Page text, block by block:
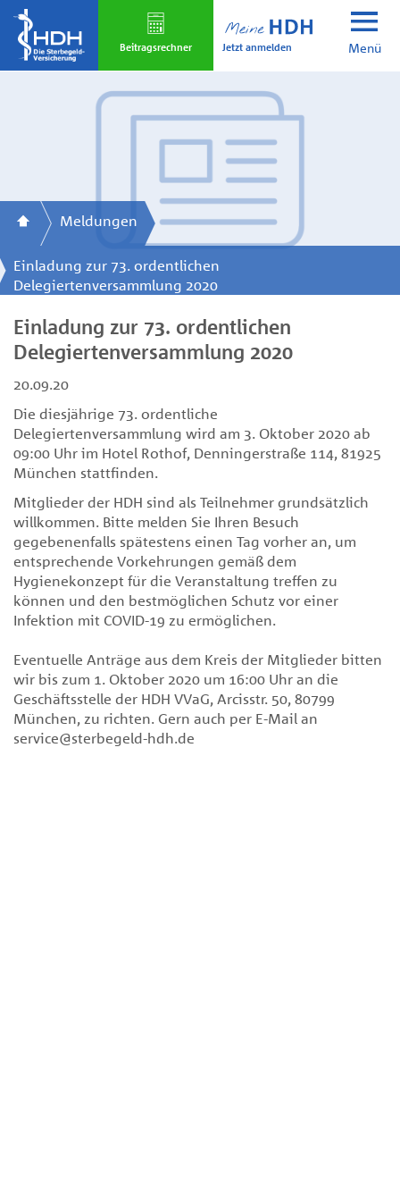
Skip
main
content
Beitrags­rechner Jetzt anmelden Menü
Meldungen
Einladung zur 73. ordentlichen
Delegiertenversammlung 2020
Einladung zur 73. ordentlichen
Delegiertenversammlung 2020
20.09.20
Die diesjährige 73. ordentliche
Delegiertenversammlung wird am 3. Oktober 2020 ab
09:00 Uhr im Hotel Rothof, Denningerstraße 114, 81925
München stattfinden.
Mitglieder der HDH sind als Teilnehmer grundsätzlich
willkommen. Bitte melden Sie Ihren Besuch
gegebenenfalls spätestens einen Tag vorher an, um
entsprechende Vorkehrungen gemäß dem
Hygienekonzept für die Veranstaltung treffen zu
können und den bestmöglichen Schutz vor einer
Infektion mit COVID-19 zu ermöglichen.
Eventuelle Anträge aus dem Kreis der Mitglieder bitten
wir bis zum 1. Oktober 2020 um 16:00 Uhr an die
Geschäftsstelle der HDH VVaG, Arcisstr. 50, 80799
München, zu richten. Gern auch per E-Mail an
service@sterbegeld-hdh.de